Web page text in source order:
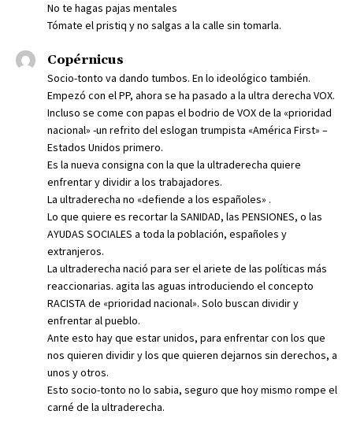
No te hagas pajas mentales
Tómate el pristiq y no salgas a la calle sin tomarla.
Copérnicus
Socio-tonto va dando tumbos. En lo ideológico también.
Empezó con el PP, ahora se ha pasado a la ultra derecha VOX.
Incluso se come con papas el bodrio de VOX de la «prioridad
nacional» -un refrito del eslogan trumpista «América First» –
Estados Unidos primero.
Es la nueva consigna con la que la ultraderecha quiere
enfrentar y dividir a los trabajadores.
La ultraderecha no «defiende a los españoles» .
Lo que quiere es recortar la SANIDAD, las PENSIONES, o las
AYUDAS SOCIALES a toda la población, españoles y
extranjeros.
La ultraderecha nació para ser el ariete de las políticas más
reaccionarias. agita las aguas introduciendo el concepto
RACISTA de «prioridad nacional». Solo buscan dividir y
enfrentar al pueblo.
Ante esto hay que estar unidos, para enfrentar con los que
nos quieren dividir y los que quieren dejarnos sin derechos, a
unos y otros.
Esto socio-tonto no lo sabia, seguro que hoy mismo rompe el
carné de la ultraderecha.